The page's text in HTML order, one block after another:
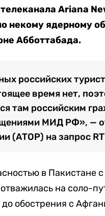
Ariana
некому ядерному
Абботтабада.
российских
время нет,
там российским
МИД РФ», —
(АТОР) на запрос
в Пакистане
на соло-
обострения с